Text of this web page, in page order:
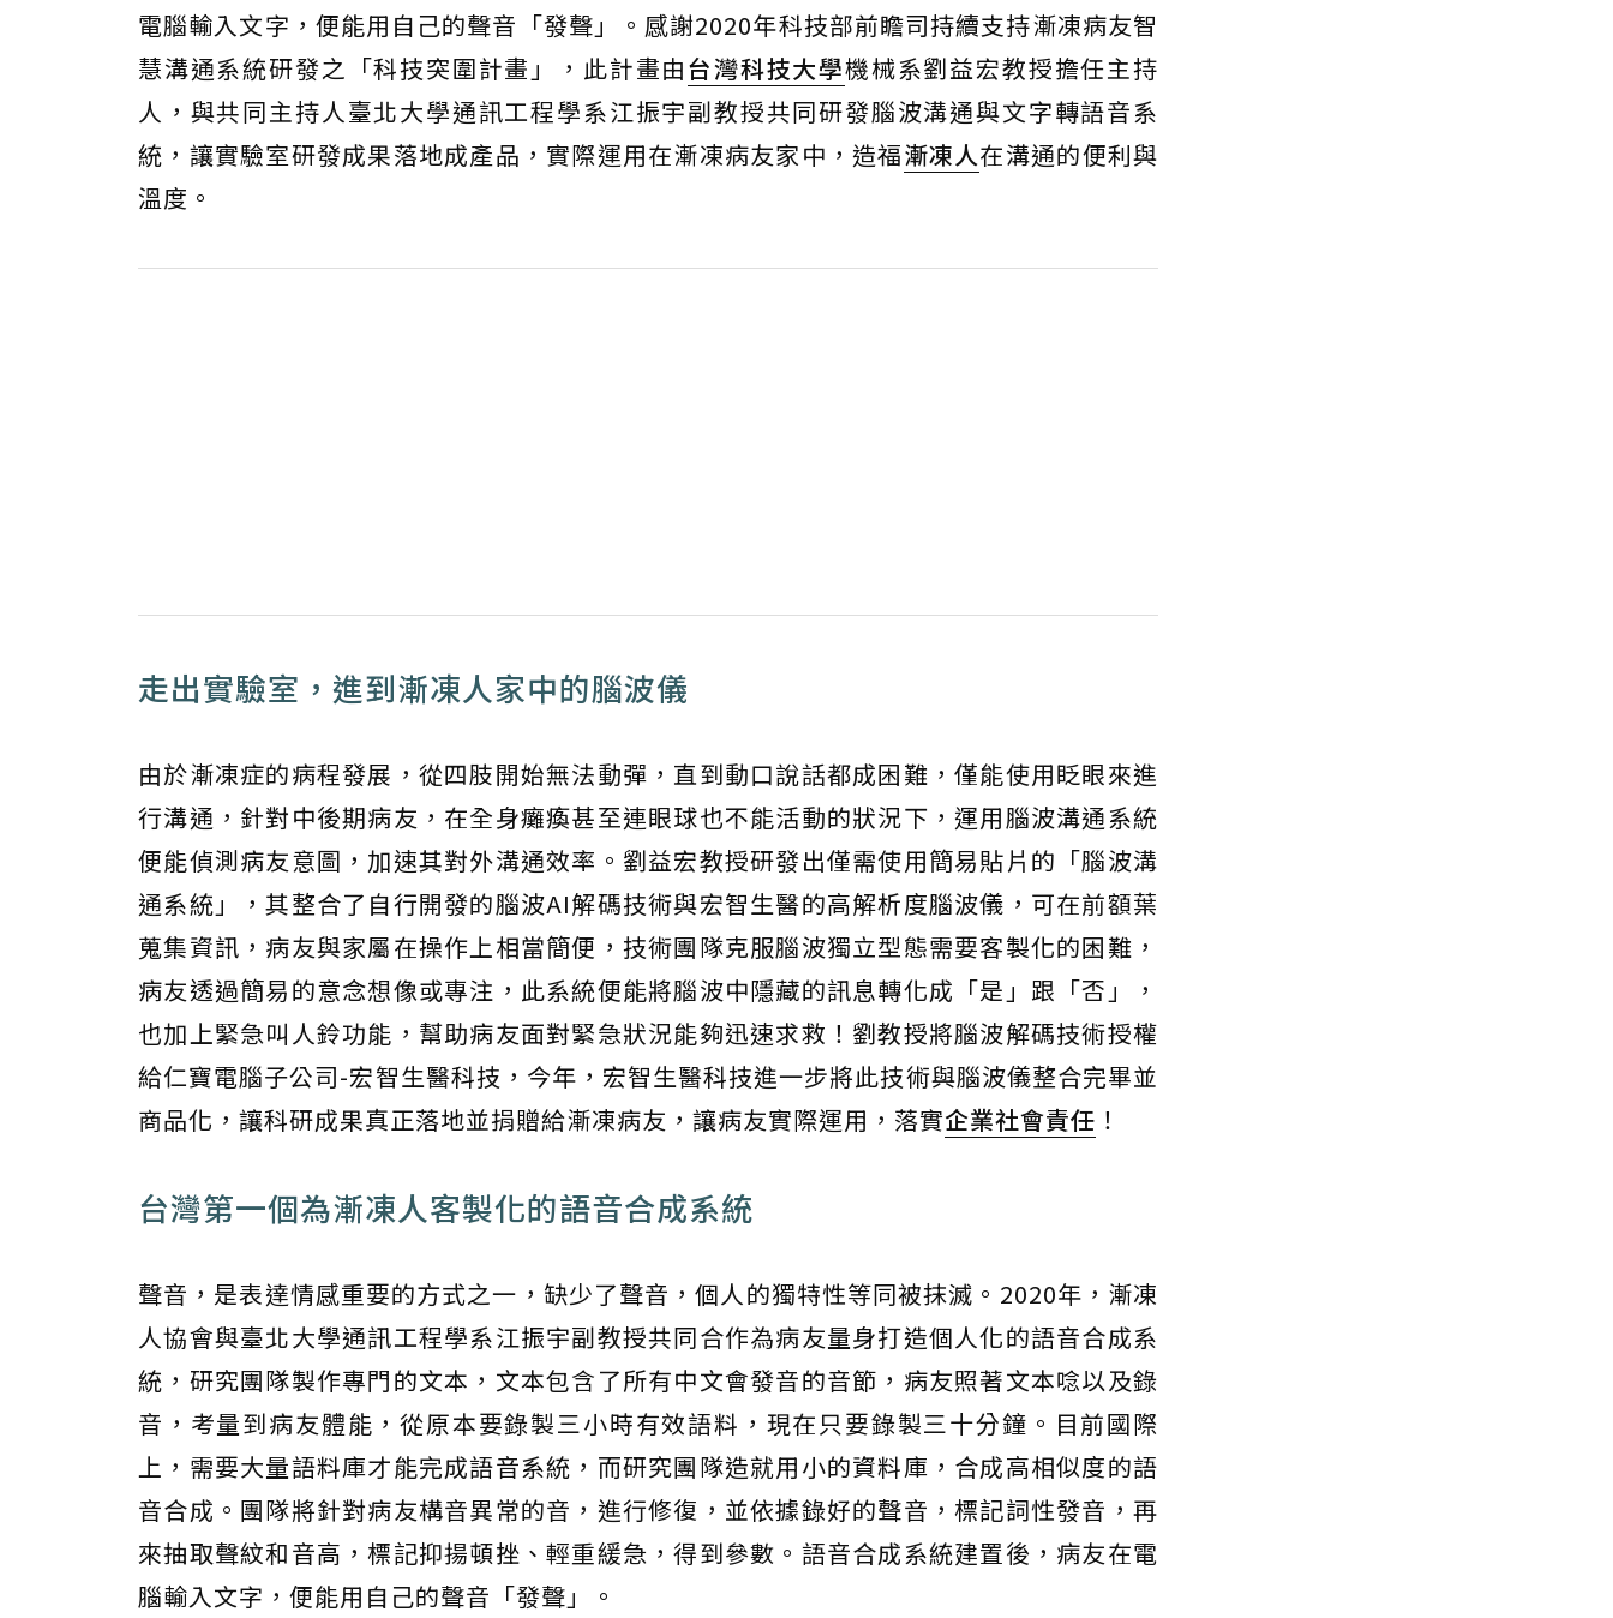
電腦輸入文字，便能用自己的聲音「發聲」。感謝2020年科技部前瞻司持續支持漸凍病友智
慧溝通系統研發之「科技突圍計畫」，此計畫由台灣科技大學機械系劉益宏教授擔任主持
人，與共同主持人臺北大學通訊工程學系江振宇副教授共同研發腦波溝通與文字轉語音系
統，讓實驗室研發成果落地成產品，實際運用在漸凍病友家中，造福漸凍人在溝通的便利與
溫度。
走出實驗室，進到漸凍人家中的腦波儀
由於漸凍症的病程發展，從四肢開始無法動彈，直到動口說話都成困難，僅能使用眨眼來進
行溝通，針對中後期病友，在全身癱瘓甚至連眼球也不能活動的狀況下，運用腦波溝通系統
便能偵測病友意圖，加速其對外溝通效率。劉益宏教授研發出僅需使用簡易貼片的「腦波溝
通系統」，其整合了自行開發的腦波AI解碼技術與宏智生醫的高解析度腦波儀，可在前額葉
蒐集資訊，病友與家屬在操作上相當簡便，技術團隊克服腦波獨立型態需要客製化的困難，
病友透過簡易的意念想像或專注，此系統便能將腦波中隱藏的訊息轉化成「是」跟「否」，
也加上緊急叫人鈴功能，幫助病友面對緊急狀況能夠迅速求救！劉教授將腦波解碼技術授權
給仁寶電腦子公司-宏智生醫科技，今年，宏智生醫科技進一步將此技術與腦波儀整合完畢並
商品化，讓科研成果真正落地並捐贈給漸凍病友，讓病友實際運用，落實企業社會責任 ！
台灣第一個為漸凍人客製化的語音合成系統
聲音，是表達情感重要的方式之一，缺少了聲音，個人的獨特性等同被抹滅。2020年，漸凍
人協會與臺北大學通訊工程學系江振宇副教授共同合作為病友量身打造個人化的語音合成系
統，研究團隊製作專門的文本，文本包含了所有中文會發音的音節，病友照著文本唸以及錄
音，考量到病友體能，從原本要錄製三小時有效語料，現在只要錄製三十分鐘。目前國際
上，需要大量語料庫才能完成語音系統，而研究團隊造就用小的資料庫，合成高相似度的語
音合成。團隊將針對病友構音異常的音，進行修復，並依據錄好的聲音，標記詞性發音，再
來抽取聲紋和音高，標記抑揚頓挫、輕重緩急，得到參數。語音合成系統建置後，病友在電
腦輸入文字，便能用自己的聲音「發聲」。